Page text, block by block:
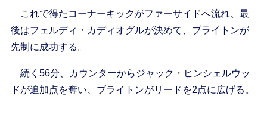
これで得たコーナーキックがファーサイドへ流れ、最
後はフェルディ・カディオグルが決めて、ブライトンが
先制に成功する。
続く56分、カウンターからジャック・ヒンシェルウッ
ドが追加点を奪い、ブライトンがリードを2点に広げる。